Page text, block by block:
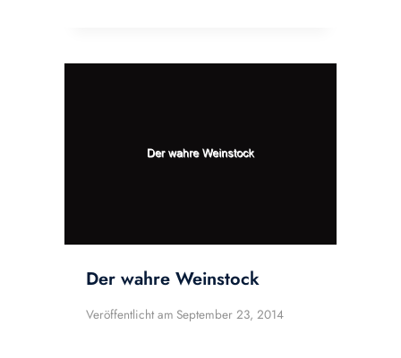
Der wahre Weinstock
Veröffentlicht am September 23, 2014